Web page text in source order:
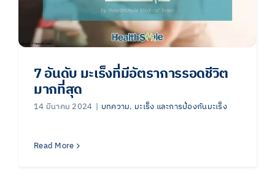
7 อันดับ มะเร็งที่มีอัตราการรอดชีวิต
มากที่สุด
14 มีนาคม 2024 | บทความ, มะเร็ง และการป้องกันมะเร็ง
Read More